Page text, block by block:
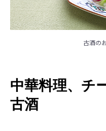
古酒の
中華料理、チ
古酒